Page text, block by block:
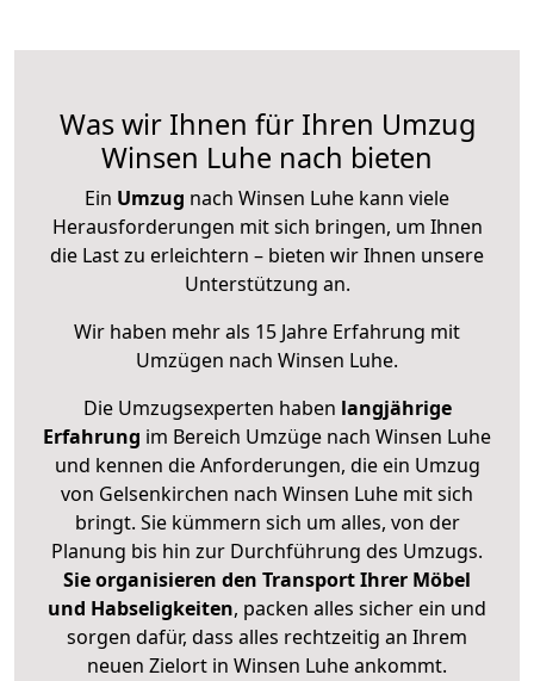
Was wir Ihnen für Ihren Umzug
Winsen Luhe nach bieten
Ein Umzug nach Winsen Luhe kann viele
Herausforderungen mit sich bringen, um Ihnen
die Last zu erleichtern – bieten wir Ihnen unsere
Unterstützung an.
Wir haben mehr als 15 Jahre Erfahrung mit
Umzügen nach Winsen Luhe.
Die Umzugsexperten haben langjährige
Erfahrung im Bereich Umzüge nach Winsen Luhe
und kennen die Anforderungen, die ein Umzug
von Gelsenkirchen nach Winsen Luhe mit sich
bringt. Sie kümmern sich um alles, von der
Planung bis hin zur Durchführung des Umzugs.
Sie organisieren den Transport Ihrer Möbel
und Habseligkeiten, packen alles sicher ein und
sorgen dafür, dass alles rechtzeitig an Ihrem
neuen Zielort in Winsen Luhe ankommt.